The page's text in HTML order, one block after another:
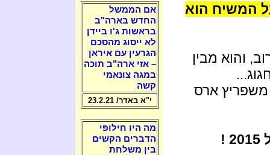
המשיח הוא
והוא מבין
משפריץ ארס
!
אם הממשל
החדש בארה"ב
בראשות ג'ו ביידן
לא ייסוג מהסכם
הגרעין עם איראן
– אזי ארה"ב תוכה
במגה צונאמי
קשה
י"א באדר/ 23.2.21
מה היו חילופי
הדברים הקשים
בין משלחת